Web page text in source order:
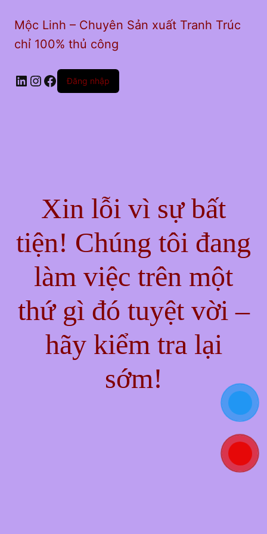
Mộc Linh – Chuyên Sản xuất Tranh Trúc
chỉ 100% thủ công
LinkedIn
Instagram
Facebook
Đăng nhập
Xin lỗi vì sự bất
tiện! Chúng tôi đang
làm việc trên một
thứ gì đó tuyệt vời –
hãy kiểm tra lại
sớm!